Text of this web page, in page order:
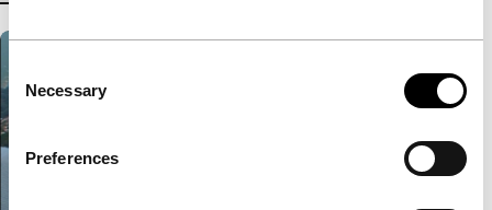
Selection
Necessary
Preferences